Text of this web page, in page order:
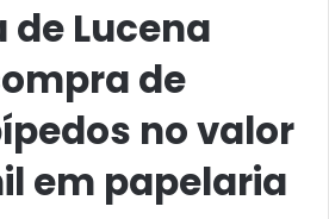
de Lucena
de
no valor
em papelaria